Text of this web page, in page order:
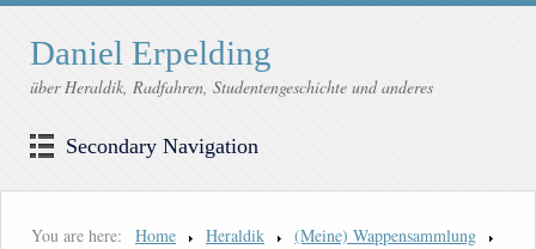
Daniel Erpelding
über Heraldik, Radfahren, Studentengeschichte und anderes
Secondary Navigation
You are here: Home Heraldik
(Meine) Wappensammlung